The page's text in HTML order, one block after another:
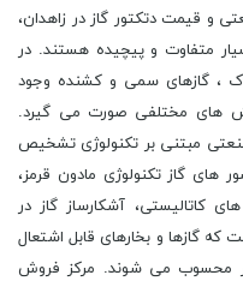
و قیمت دتکتور گاز در زاهدان،
متفاوت و پیچیده هستند. در
، گازهای سمی و کشنده وجود
های مختلفی صورت می گیرد.
مبتنی بر تکنولوژی تشخیص
گاز تکنولوژی مادون قرمز،
کاتالیستی، آشکارساز گاز در
که گازها و بخارهای قابل اشتعال
محسوب می شوند. مرکز فروش